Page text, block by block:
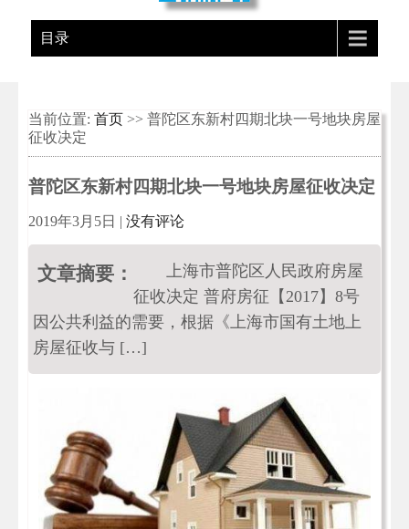
目录
当前位置: 首页 >> 普陀区东新村四期北块一号地块房屋
征收决定
普陀区东新村四期北块一号地块房屋征收决定
2019年3月5日 | 没有评论
文章摘要：
上海市普陀区人民政府房屋
征收决定 普府房征【2017】8号
因公共利益的需要，根据《上海市国有土地上
房屋征收与 […]